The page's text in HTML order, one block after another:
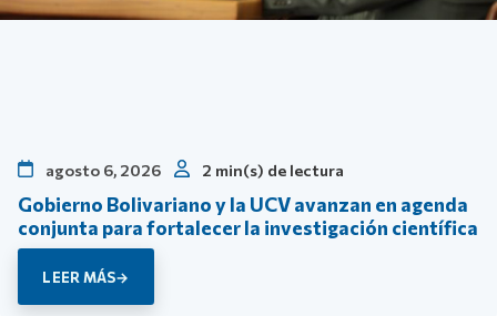
agosto 6, 2026 2 min(s) de lectura
Gobierno Bolivariano y la UCV avanzan en agenda
conjunta para fortalecer la investigación científica
LEER MÁS